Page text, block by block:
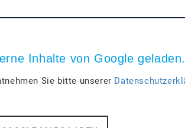
Inhalte von Google geladen.
Sie bitte unserer